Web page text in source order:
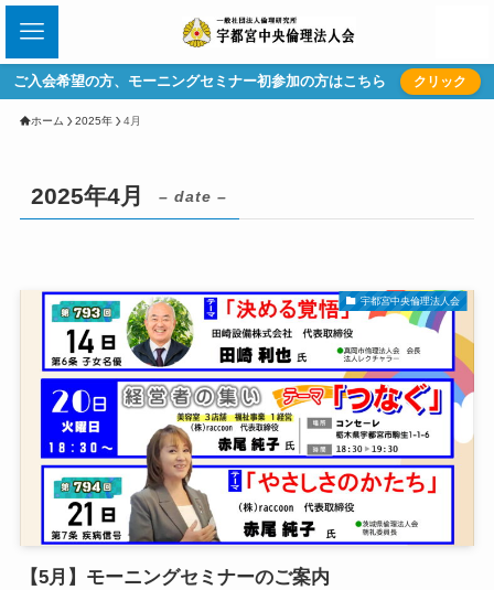
ご入会希望の方、モーニングセミナー初参加の方はこちら クリック
ホーム 2025年 4月
2025年4月 – date –
宇都宮中央倫理法人会
【5月】モーニングセミナーのご案内